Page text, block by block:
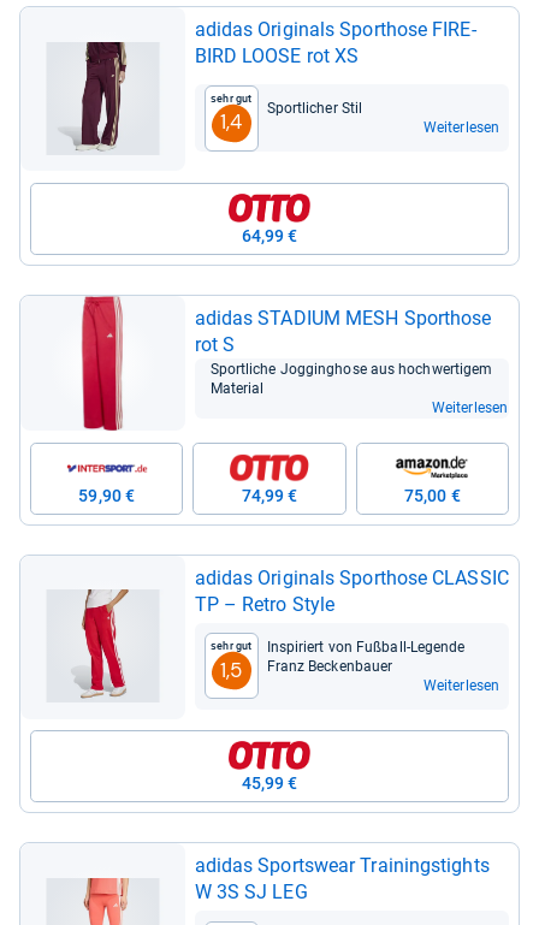
adi­das Ori­gi­nals Sport­hose FIRE­
BIRD LOOSE rot XS
Sehr gut
1,4
Sport­li­cher Stil
Weiterlesen
64,99 €
adi­das STA­DIUM MESH Sport­hose
rot S
Sport­li­che Jog­ging­hose aus hoch­wer­ti­gem
Mate­rial
Weiterlesen
59,90 € 74,99 € 75,00 €
adi­das Ori­gi­nals Sport­hose CLAS­SIC
TP – Retro Style
Sehr gut
1,5
Inspi­riert von Fuß­ball-​Legende
Franz Becken­bauer
Weiterlesen
45,99 €
adi­das Sports­wear Trai­nings­tights
W 3S SJ LEG